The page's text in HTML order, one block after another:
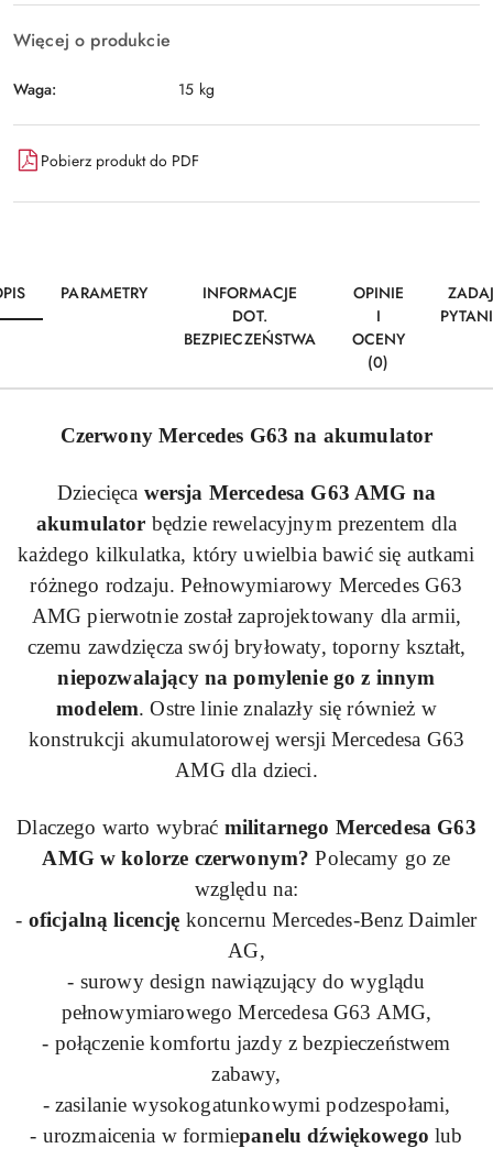
Więcej o produkcie
Waga: 15 kg
Pobierz produkt do PDF
PARAMETRY
INFORMACJE
DOT.
BEZPIECZEŃSTWA
OPINIE
I
OCENY
(0)
Czerwony Mercedes G63 na akumulator
Dziecięca wersja Mercedesa G63 AMG na
akumulator będzie rewelacyjnym prezentem dla
każdego kilkulatka, który uwielbia bawić się autkami
różnego rodzaju. Pełnowymiarowy MercedesG63
AMG pierwotnie został zaprojektowany dla armii,
czemu zawdzięcza swój bryłowaty, toporny kształt,
niepozwalający na pomylenie go z innym
modelem. Ostre linie znalazły się również w
konstrukcji akumulatorowej wersji Mercedesa G63
AMG dla dzieci.
Dlaczego warto wybrać militarnego Mercedesa G63
AMG w kolorze czerwonym? Polecamy go ze
względu na:
- oficjalną licencję koncernu Mercedes-Benz Daimler
AG,
- surowy design nawiązujący do wyglądu
pełnowymiarowego MercedesaG63 AMG,
- połączenie komfortu jazdy z bezpieczeństwem
zabawy,
- zasilanie wysokogatunkowymi podzespołami,
- urozmaicenia w formiepanelu dźwiękowego lub